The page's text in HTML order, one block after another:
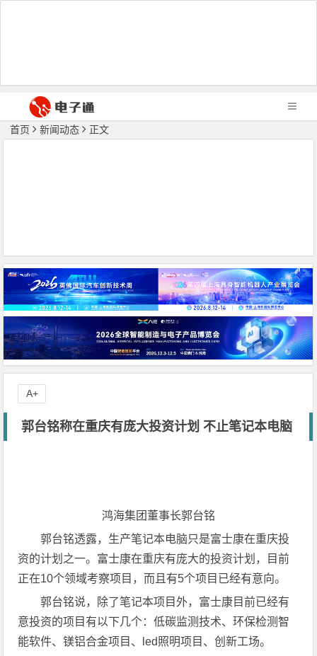
首页 新闻动态 正文
郭台铭称在重庆有庞大投资计划 不止笔记本电脑
鸿海集团董事长郭台铭
郭台铭透露，生产笔记本电脑只是富士康在重庆投
资的计划之一。富士康在重庆有庞大的投资计划，目前
正在10个领域考察项目，而且有5个项目已经有意向。
郭台铭说，除了笔记本项目外，富士康目前已经有
意投资的项目有以下几个：低碳监测技术、环保检测智
能软件、镁铝合金项目、led照明项目、创新工场。
A+